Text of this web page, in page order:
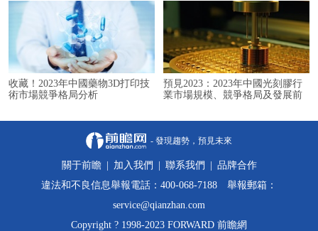
收藏！2023年中國藥物3D打印技
術市場競爭格局分析
預見2023：2023年中國光刻膠行
業市場規模、競爭格局及發展前
- 發現趨勢，預見未來
關于前瞻 加入我們 聯系我們
品牌合作
違法和不良信息舉報電話：400-068-7188 舉報郵箱：
service@qianzhan.com
Copyright ? 1998-2023 FORWARD 前瞻網